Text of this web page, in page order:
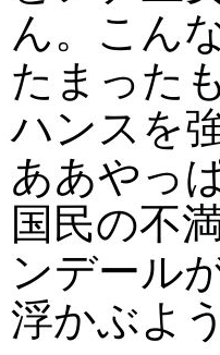
ん。こん
たまった
ハンスを
ああやっ
国民の不
ンデール
浮かぶよ